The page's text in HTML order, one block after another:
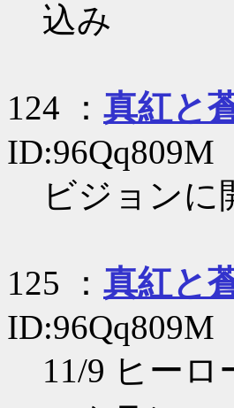
込み
124 ： 真紅と
ID:96Qq809M
ビジョンに
125 ： 真紅と
ID:96Qq809M
11/9 ヒー